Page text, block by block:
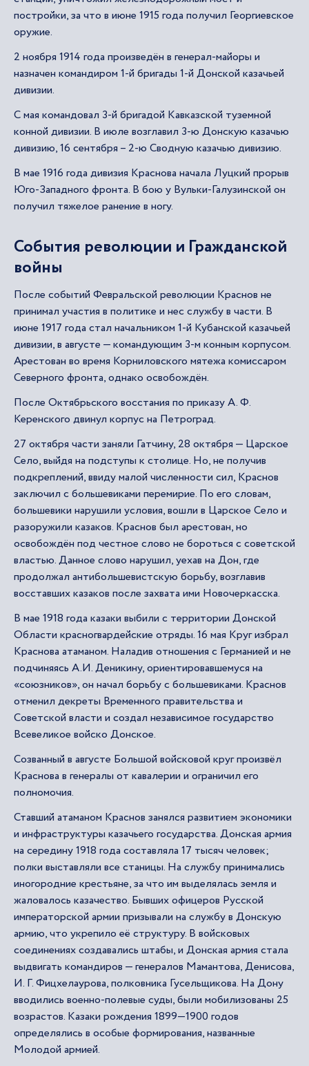
постройки, за что в июне 1915 года получил Георгиевское
оружие.
2 ноября 1914 года произведён в генерал-майоры и
назначен командиром 1-й бригады 1-й Донской казачьей
дивизии.
С мая командовал 3-й бригадой Кавказской туземной
конной дивизии. В июле возглавил 3-ю Донскую казачью
дивизию, 16 сентября – 2-ю Сводную казачью дивизию.
В мае 1916 года дивизия Краснова начала Луцкий прорыв
Юго-Западного фронта. В бою у Вульки-Галузинской он
получил тяжелое ранение в ногу.
События революции и Гражданской
войны
После событий Февральской революции Краснов не
принимал участия в политике и нес службу в части. В
июне 1917 года стал начальником 1-й Кубанской казачьей
дивизии, в августе — командующим 3-м конным корпусом.
Арестован во время Корниловского мятежа комиссаром
Северного фронта, однако освобождён.
После Октябрьского восстания по приказу А. Ф.
Керенского двинул корпус на Петроград.
27 октября части заняли Гатчину, 28 октября — Царское
Село, выйдя на подступы к столице. Но, не получив
подкреплений, ввиду малой численности сил, Краснов
заключил с большевиками перемирие. По его словам,
большевики нарушили условия, вошли в Царское Село и
разоружили казаков. Краснов был арестован, но
освобождён под честное слово не бороться с советской
властью. Данное слово нарушил, уехав на Дон, где
продолжал антибольшевистскую борьбу, возглавив
восставших казаков после захвата ими Новочеркасска.
В мае 1918 года казаки выбили с территории Донской
Области красногвардейские отряды. 16 мая Круг избрал
Краснова атаманом. Наладив отношения с Германией и не
подчиняясь А.И. Деникину, ориентировавшемуся на
«союзников», он начал борьбу с большевиками. Краснов
отменил декреты Временного правительства и
Советской власти и создал независимое государство
Всевеликое войско Донское.
Созванный в августе Большой войсковой круг произвёл
Краснова в генералы от кавалерии и ограничил его
полномочия.
Ставший атаманом Краснов занялся развитием экономики
и инфраструктуры казачьего государства. Донская армия
на середину 1918 года составляла 17 тысяч человек;
полки выставляли все станицы. На службу принимались
иногородние крестьяне, за что им выделялась земля и
жаловалось казачество. Бывших офицеров Русской
императорской армии призывали на службу в Донскую
армию, что укрепило её структуру. В войсковых
соединениях создавались штабы, и Донская армия стала
выдвигать командиров — генералов Мамантова, Денисова,
И. Г. Фицхелаурова, полковника Гусельщикова. На Дону
вводились военно-полевые суды, были мобилизованы 25
возрастов. Казаки рождения 1899—1900 годов
определялись в особые формирования, названные
Молодой армией.